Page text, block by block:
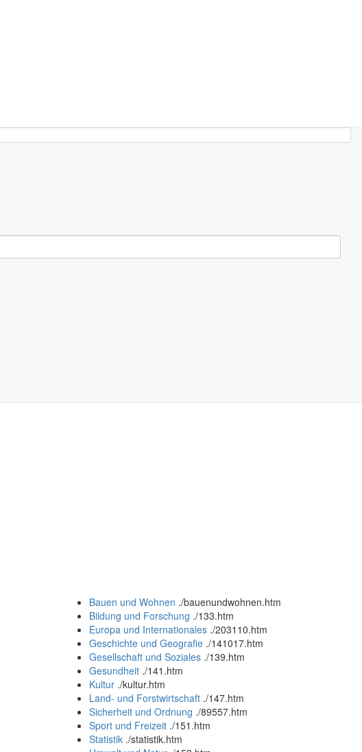
Bauen und Wohnen ./bauenundwohnen.htm
Bildung und Forschung ./133.htm
Europa und Internationales ./203110.htm
Geschichte und Geografie ./141017.htm
Gesellschaft und Soziales ./139.htm
Gesundheit ./141.htm
Kultur ./kultur.htm
Land- und Forstwirtschaft ./147.htm
Sicherheit und Ordnung ./89557.htm
Sport und Freizeit ./151.htm
Statistik ./statistik.htm